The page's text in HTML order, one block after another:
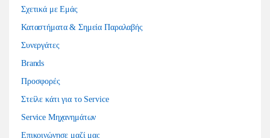
Σχετικά με Εμάς
Καταστήματα & Σημεία Παραλαβής
Συνεργάτες
Brands
Προσφορές
Στείλε κάτι για το Service
Service Μηχανημάτων
Επικοινώνησε μαζί μας